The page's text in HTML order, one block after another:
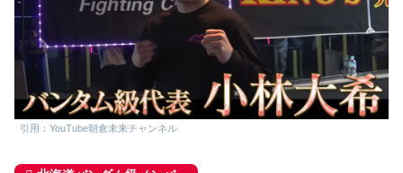
引用：YouTube朝倉未来チャンネル